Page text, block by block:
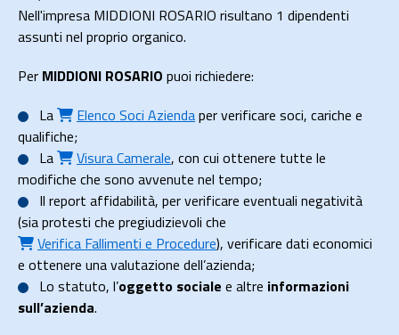
Nell'impresa MIDDIONI ROSARIO risultano 1 dipendenti
assunti nel proprio organico.
Per MIDDIONI ROSARIO puoi richiedere:
La
Elenco Soci Aziendaper verificare soci, cariche e
qualifiche;
La
Visura Camerale, con cui ottenere tutte le
modifiche che sono avvenute nel tempo;
Il report affidabilità, per verificare eventuali negatività
(sia protesti che pregiudizievoli che
Verifica Fallimenti e Procedure), verificare dati economici
e ottenere una valutazione dell’azienda;
Lo statuto, l’oggetto sociale e altre informazioni
sull’azienda.